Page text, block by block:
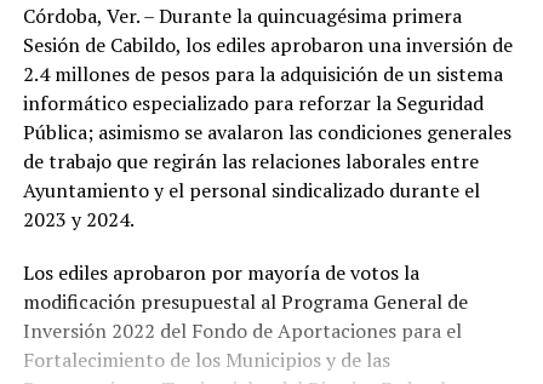
Córdoba, Ver. – Durante la quincuagésima primera
Sesión de Cabildo, los ediles aprobaron una inversión de
2.4 millones de pesos para la adquisición de un sistema
informático especializado para reforzar la Seguridad
Pública; asimismo se avalaron las condiciones generales
de trabajo que regirán las relaciones laborales entre
Ayuntamiento y el personal sindicalizado durante el
2023 y 2024.
Los ediles aprobaron por mayoría de votos la
modificación presupuestal al Programa General de
Inversión 2022 del Fondo de Aportaciones para el
Fortalecimiento de los Municipios y de las